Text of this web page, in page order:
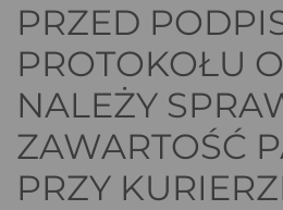
PRZED
PROTOKOŁU
NALEŻY
ZAWARTOŚĆ
PRZY